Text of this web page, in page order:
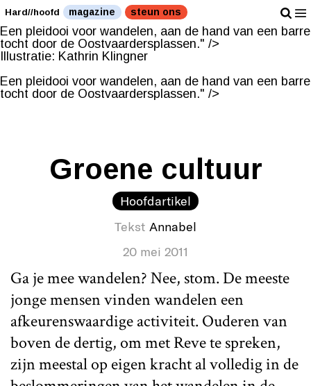
Illustratie: Kathrin Klingner
Een pleidooi voor wandelen, aan de hand van een barre
tocht door de Oostvaardersplassen." />
Illustratie: Kathrin Klingner
Een pleidooi voor wandelen, aan de hand van een barre
tocht door de Oostvaardersplassen." />
Hard//hoofd magazine steun ons
Groene cultuur
Hoofdartikel
Tekst Annabel
20 mei 2011
Ga je mee wandelen? Nee, stom. De meeste
jonge mensen vinden wandelen een
afkeurenswaardige activiteit. Ouderen van
boven de dertig, om met Reve te spreken,
zijn meestal op eigen kracht al volledig in de